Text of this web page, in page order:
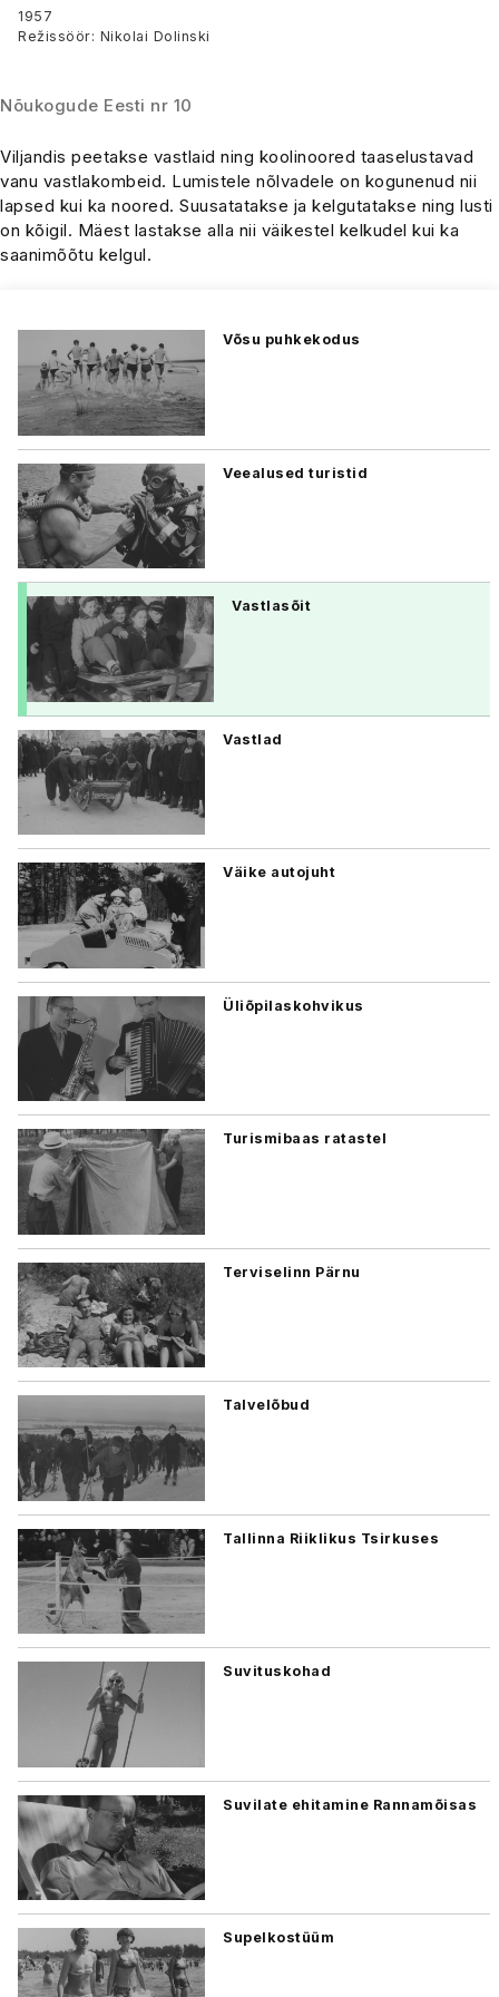
1957
Režissöör: Nikolai Dolinski
Nõukogude Eesti nr 10
Viljandis peetakse vastlaid ning koolinoored taaselustavad
vanu vastlakombeid. Lumistele nõlvadele on kogunenud nii
lapsed kui ka noored. Suusatatakse ja kelgutatakse ning lusti
on kõigil. Mäest lastakse alla nii väikestel kelkudel kui ka
saanimõõtu kelgul.
Võsu puhkekodus
Veealused turistid
Vastlasõit
Vastlad
Väike autojuht
Üliõpilaskohvikus
Turismibaas ratastel
Terviselinn Pärnu
Talvelõbud
Tallinna Riiklikus Tsirkuses
Suvituskohad
Suvilate ehitamine Rannamõisas
Supelkostüüm